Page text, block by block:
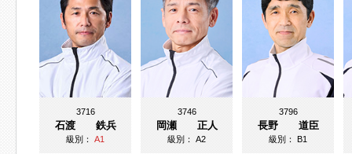
3716
石渡 鉄兵
級別：A1
3746
岡瀬 正人
級別：A2
3796
長野 道臣
級別：B1